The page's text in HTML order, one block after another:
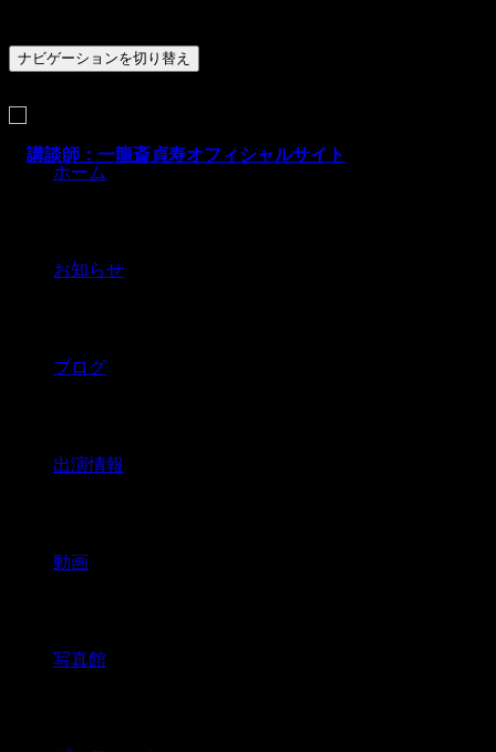
ナビゲーションを切り替え
ホーム
お知らせ
ブログ
出演情報
動画
写真館